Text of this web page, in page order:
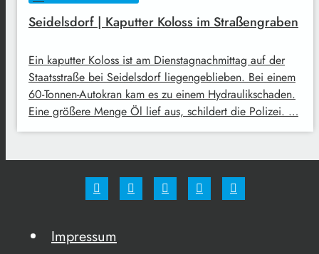
Seidelsdorf | Kaputter Koloss im Straßengraben
Ein kaputter Koloss ist am Dienstagnachmittag auf der
Staatsstraße bei Seidelsdorf liegengeblieben. Bei einem
60-Tonnen-Autokran kam es zu einem Hydraulikschaden.
Eine größere Menge Öl lief aus, schildert die Polizei. …
Impressum